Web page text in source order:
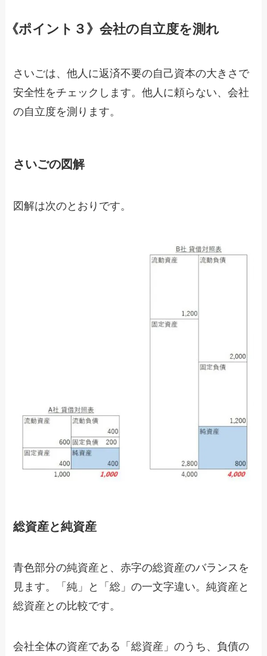
《ポイント３》会社の自立度を測れ
さいごは、他人に返済不要の自己資本の大きさで
安全性をチェックします。他人に頼らない、会社
の自立度を測ります。
さいごの図解
図解は次のとおりです。
総資産と純資産
青色部分の純資産と、赤字の総資産のバランスを
見ます。「純」と「総」の一文字違い。純資産と
総資産との比較です。
会社全体の資産である「総資産」のうち、負債の